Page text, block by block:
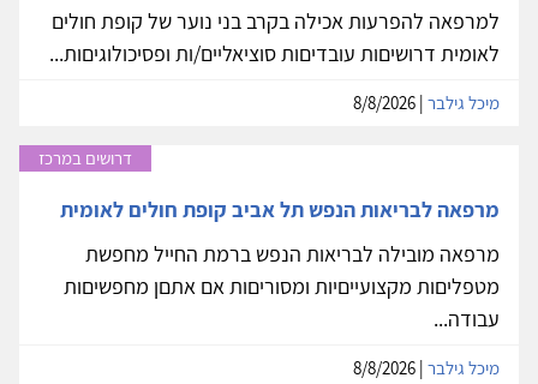
למרפאה להפרעות אכילה בקרב בני נוער של קופת חולים
לאומית דרושיםות עובדיםות סוציאליים/ות ופסיכולוגיםות...
מיכל גילבר
דרושים במרכז
מרפאה לבריאות הנפש תל אביב קופת חולים לאומית
מרפאה מובילה לבריאות הנפש ברמת החייל מחפשת
מטפליםות מקצועייםיות ומסוריםות אם אתםן מחפשיםות
עבודה...
מיכל גילבר